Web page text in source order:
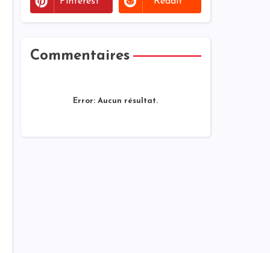
Commentaires
Error: Aucun résultat.